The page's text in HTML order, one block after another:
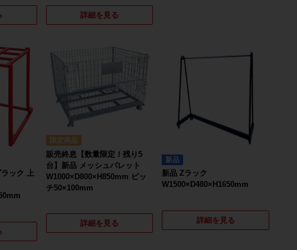
詳細を見る
ック 上
販売終息【数量限定！残り5
台】新品 メッシュパレット
W1000×D800×H850mm ピッ
チ50×100mm
詳細を見る
新品
新品 Zラック
W1500×D480×H1650mm
詳細を見る